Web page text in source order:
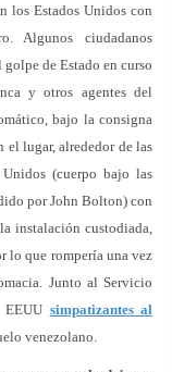
los Estados Unidos con
Algunos ciudadanos
de Estado en curso
y otros agentes del
bajo la consigna
el lugar, alrededor de las
(cuerpo bajo las
por John Bolton) con
instalación custodiada,
lo que rompería una vez
Junto al Servicio
EEUU simpatizantes al
venezolano.